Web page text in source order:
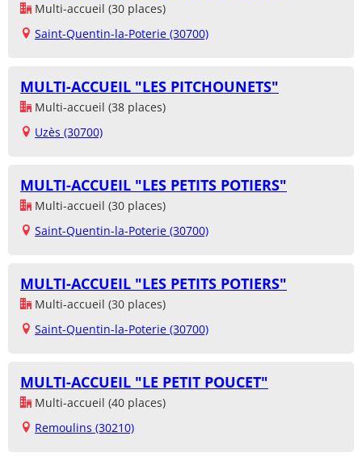
Multi-accueil (30 places)
Saint-Quentin-la-Poterie (30700)
MULTI-ACCUEIL "LES PITCHOUNETS"
Multi-accueil (38 places)
Uzès (30700)
MULTI-ACCUEIL "LES PETITS POTIERS"
Multi-accueil (30 places)
Saint-Quentin-la-Poterie (30700)
MULTI-ACCUEIL "LES PETITS POTIERS"
Multi-accueil (30 places)
Saint-Quentin-la-Poterie (30700)
MULTI-ACCUEIL "LE PETIT POUCET"
Multi-accueil (40 places)
Remoulins (30210)